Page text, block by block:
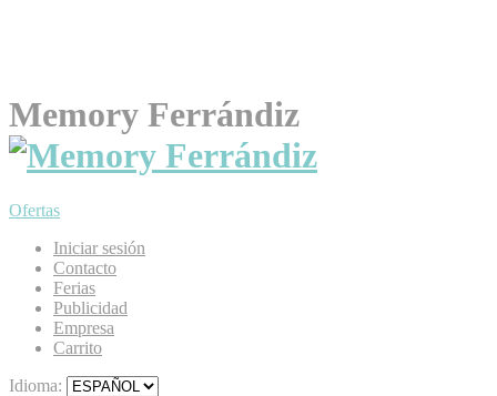
Memory Ferrándiz
Ofertas
Iniciar sesión
Contacto
Ferias
Publicidad
Empresa
Carrito
Idioma: